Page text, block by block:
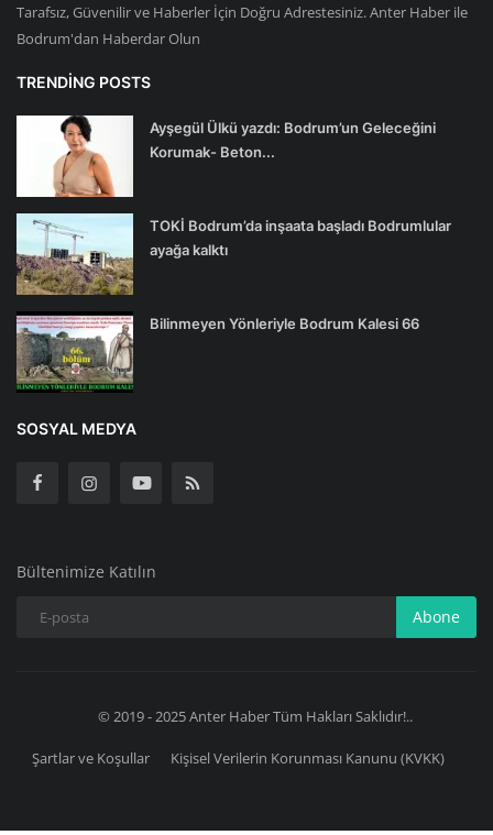
Tarafsız, Güvenilir ve Haberler İçin Doğru Adrestesiniz. Anter Haber ile
Bodrum'dan Haberdar Olun
TRENDING POSTS
Ayşegül Ülkü yazdı: Bodrum’un Geleceğini
Korumak- Beton...
TOKİ Bodrum’da inşaata başladı Bodrumlular
ayağa kalktı
Bilinmeyen Yönleriyle Bodrum Kalesi 66
SOSYAL MEDYA
Bültenimize Katılın
Abone
© 2019 - 2025 Anter Haber Tüm Hakları Saklıdır!..
Şartlar ve Koşullar Kişisel Verilerin Korunması Kanunu (KVKK)